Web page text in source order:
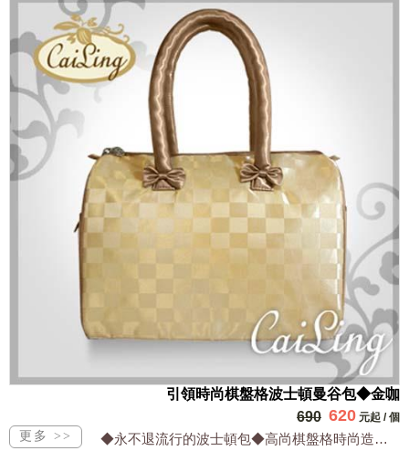
引領時尚棋盤格波士頓曼谷包◆金咖
690 620 元起 /個
◆永不退流行的波士頓包◆高尚棋盤格時尚造型優◆都會粉領族最愛好搭配◆輕便防水實用...